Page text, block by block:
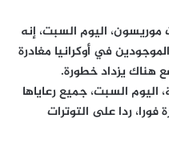
موريسون، اليوم السبت، إنه
في أوكرانيا مغادرة
هناك يزداد خطورة.
اليوم السبت، جميع رعاياها
فورا، ردا على التوترات